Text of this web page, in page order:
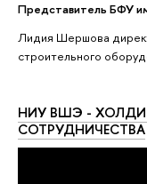
Представитель БФУ
Лидия Шершова
строительного
НИУ ВШЭ -
СОТРУДНИЧЕСТВА